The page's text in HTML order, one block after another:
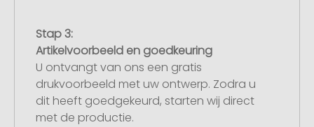
Stap 3:
Artikelvoorbeeld en goedkeuring
U ontvangt van ons een gratis
drukvoorbeeld met uw ontwerp. Zodra u
dit heeft goedgekeurd, starten wij direct
met de productie.